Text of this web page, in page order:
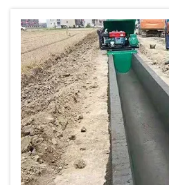
ကကြုံတွေ့ခဲ့ရသည့် အခြေအန
လာသည်။